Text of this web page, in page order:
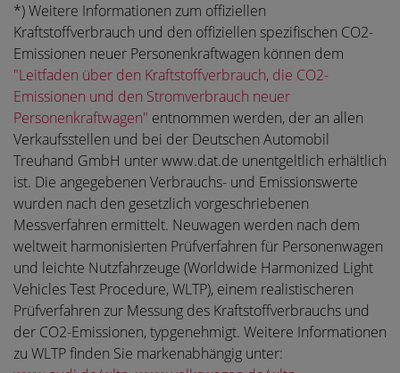
*) Weitere Informationen zum offiziellen
Kraftstoffverbrauch und den offiziellen spezifischen CO2-
Emissionen neuer Personenkraftwagen können dem
"Leitfaden über den Kraftstoffverbrauch, die CO2-
Emissionen und den Stromverbrauch neuer
Personenkraftwagen" entnommen werden, der an allen
Verkaufsstellen und bei der Deutschen Automobil
Treuhand GmbH unter www.dat.de unentgeltlich erhältlich
ist. Die angegebenen Verbrauchs- und Emissionswerte
wurden nach den gesetzlich vorgeschriebenen
Messverfahren ermittelt. Neuwagen werden nach dem
weltweit harmonisierten Prüfverfahren für Personenwagen
und leichte Nutzfahrzeuge (Worldwide Harmonized Light
Vehicles Test Procedure, WLTP), einem realistischeren
Prüfverfahren zur Messung des Kraftstoffverbrauchs und
der CO2-Emissionen, typgenehmigt. Weitere Informationen
zu WLTP finden Sie markenabhängig unter: